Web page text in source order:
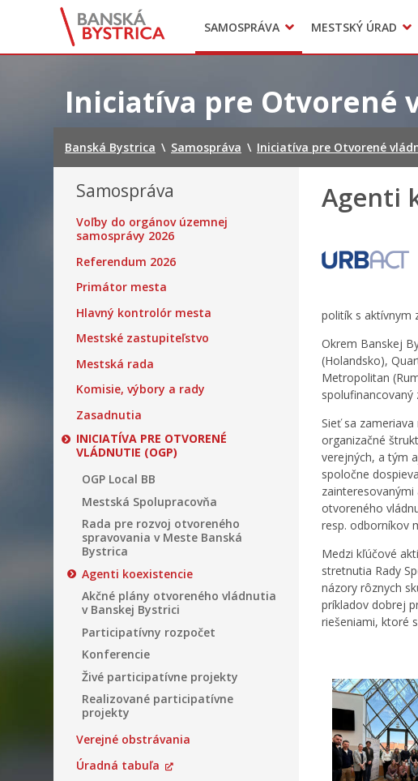
SAMOSPRÁVA MESTSKÝ ÚRAD
Oznamy
Mladí BB
Head of Municipal office
Iniciatíva pre Otvorené
Banská Bystrica \ Samospráva \ Iniciatíva pre Otvorené
Samospráva
Voľby do orgánov územnej
samosprávy 2026
Referendum 2026
Primátor mesta
Hlavný kontrolór mesta
Mestské zastupiteľstvo
Mestská rada
Komisie, výbory a rady
Zasadnutia
INICIATÍVA PRE OTVORENÉ
VLÁDNUTIE (OGP)
OGP Local BB
Mestská Spolupracovňa
Rada pre rozvoj otvoreného
spravovania v Meste Banská
Bystrica
Agenti koexistencie
Akčné plány otvoreného vládnutia
v Banskej Bystrici
Participatívny rozpočet
Konferencie
Živé participatívne projekty
Realizované participatívne
projekty
Verejné obstrávania
Úradná tabuľa
Agenti
politík s aktívnym
Okrem Banskej
(Holandsko),
Metropolitan
spolufinancovaný
Sieť sa
organizačné
verejných, a tým
spoločne
otvoreného
resp. odborníkov
Medzi kľúčové
stretnutia Rady
názory rôznych
príkladov dobrej
riešeniami, ktoré